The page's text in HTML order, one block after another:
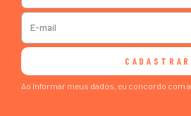
CADASTRAR
Ao informar meus dados, eu concordo com a